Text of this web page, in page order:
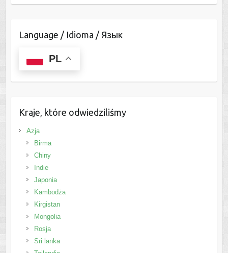
Language / Idioma / Язык
PL
Kraje, które odwiedziliśmy
Azja
Birma
Chiny
Indie
Japonia
Kambodża
Kirgistan
Mongolia
Rosja
Sri lanka